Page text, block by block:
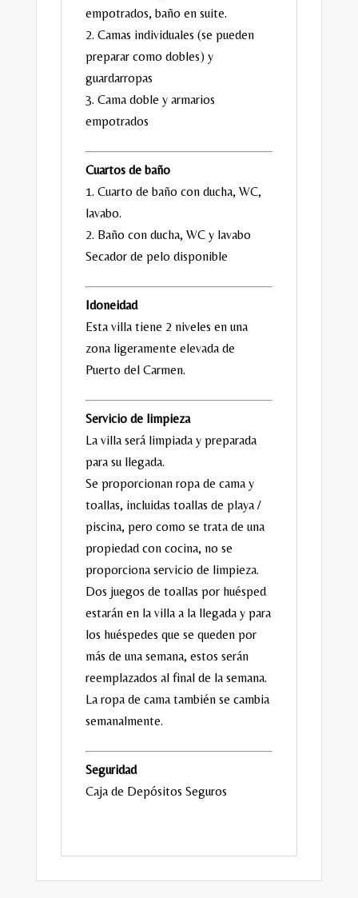
empotrados, baño en suite.
2. Camas individuales (se pueden
preparar como dobles) y
guardarropas
3. Cama doble y armarios
empotrados
Cuartos de baño
1. Cuarto de baño con ducha, WC,
lavabo.
2. Baño con ducha, WC y lavabo
Secador de pelo disponible
Idoneidad
Esta villa tiene 2 niveles en una
zona ligeramente elevada de
Puerto del Carmen.
Servicio de limpieza
La villa será limpiada y preparada
para su llegada.
Se proporcionan ropa de cama y
toallas, incluidas toallas de playa /
piscina, pero como se trata de una
propiedad con cocina, no se
proporciona servicio de limpieza.
Dos juegos de toallas por huésped
estarán en la villa a la llegada y para
los huéspedes que se queden por
más de una semana, estos serán
reemplazados al final de la semana.
La ropa de cama también se cambia
semanalmente.
Seguridad
Caja de Depósitos Seguros